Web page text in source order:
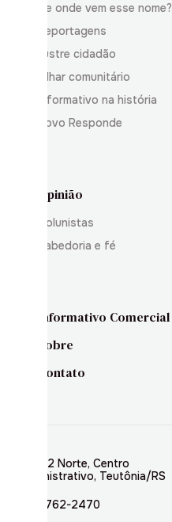
De onde vem esse nome?
Reportagens
Ilustre cidadão
Olhar comunitário
Informativo na história
Povo Responde
Opinião
Colunistas
Sabedoria e fé
Informativo Comercial
Sobre
Contato
Rua 02 Norte, Centro
Administrativo, Teutônia/RS
(51) 3762-2470